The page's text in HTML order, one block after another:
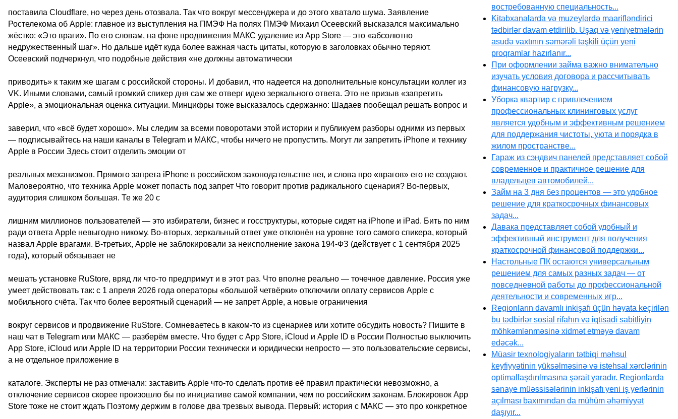
поставила Cloudflare, но через день отозвала. Так что вокруг мессенджера и до этого хватало шума. Заявление
Ростелекома об Apple: главное из выступления на ПМЭФ На полях ПМЭФ Михаил Осеевский высказался максимально
жёстко: «Это враги». По его словам, на фоне продвижения МАКС удаление из App Store — это «абсолютно
недружественный шаг». Но дальше идёт куда более важная часть цитаты, которую в заголовках обычно теряют.
Осеевский подчеркнул, что подобные действия «не должны автоматически
приводить» к таким же шагам с российской стороны. И добавил, что надеется на дополнительные консультации коллег из
VK. Иными словами, самый громкий спикер дня сам же отверг идею зеркального ответа. Это не призыв «запретить
Apple», а эмоциональная оценка ситуации. Минцифры тоже высказалось сдержанно: Шадаев пообещал решать вопрос и
заверил, что «всё будет хорошо». Мы следим за всеми поворотами этой истории и публикуем разборы одними из первых
— подписывайтесь на наши каналы в Telegram и МАКС, чтобы ничего не пропустить. Могут ли запретить iPhone и технику
Apple в России Здесь стоит отделить эмоции от
реальных механизмов. Прямого запрета iPhone в российском законодательстве нет, и слова про «врагов» его не создают.
Маловероятно, что техника Apple может попасть под запрет Что говорит против радикального сценария? Во-первых,
аудитория слишком большая. Те же 20 с
лишним миллионов пользователей — это избиратели, бизнес и госструктуры, которые сидят на iPhone и iPad. Бить по ним
ради ответа Apple невыгодно никому. Во-вторых, зеркальный ответ уже отклонён на уровне того самого спикера, который
назвал Apple врагами. В-третьих, Apple не заблокировали за неисполнение закона 194-ФЗ (действует с 1 сентября 2025
года), который обязывает не
мешать установке RuStore, вряд ли что-то предпримут и в этот раз. Что вполне реально — точечное давление. Россия уже
умеет действовать так: с 1 апреля 2026 года операторы «большой четвёрки» отключили оплату сервисов Apple с
мобильного счёта. Так что более вероятный сценарий — не запрет Apple, а новые ограничения
вокруг сервисов и продвижение RuStore. Сомневаетесь в каком-то из сценариев или хотите обсудить новость? Пишите в
наш чат в Telegram или МАКС — разберём вместе. Что будет с App Store, iCloud и Apple ID в России Полностью выключить
App Store, iCloud или Apple ID на территории России технически и юридически непросто — это пользовательские сервисы,
а не отдельное приложение в
каталоге. Эксперты не раз отмечали: заставить Apple что-то сделать против её правил практически невозможно, а
отключение сервисов скорее произошло бы по инициативе самой компании, чем по российским законам. Блокировок App
Store тоже не стоит ждать Поэтому держим в голове два трезвых вывода. Первый: история с МАКС — это про конкретное
востребованную специальность...
Kitabxanalarda və muzeylərdə maarifləndirici
tədbirlər davam etdirilib. Uşaq və yeniyetmələrin
asudə vaxtının səmərəli təşkili üçün yeni
proqramlar hazırlanır...
При оформлении займа важно внимательно
изучать условия договора и рассчитывать
финансовую нагрузку...
Уборка квартир с привлечением
профессиональных клининговых услуг
является удобным и эффективным решением
для поддержания чистоты, уюта и порядка в
жилом пространстве...
Гараж из сэндвич панелей представляет собой
современное и практичное решение для
владельцев автомобилей...
Займ на 3 дня без процентов — это удобное
решение для краткосрочных финансовых
задач...
Давака представляет собой удобный и
эффективный инструмент для получения
краткосрочной финансовой поддержки...
Настольные ПК остаются универсальным
решением для самых разных задач — от
повседневной работы до профессиональной
деятельности и современных игр...
Regionların davamlı inkişafı üçün həyata keçirilən
bu tədbirlər sosial rifahın və iqtisadi sabitliyin
möhkəmlənməsinə xidmət etməyə davam
edəcək...
Müasir texnologiyaların tətbiqi məhsul
keyfiyyətinin yüksəlməsinə və istehsal xərclərinin
optimallaşdırılmasına şərait yaradır. Regionlarda
sənaye müəssisələrinin inkişafı yeni iş yerlərinin
açılması baxımından da mühüm əhəmiyyət
daşıyır...